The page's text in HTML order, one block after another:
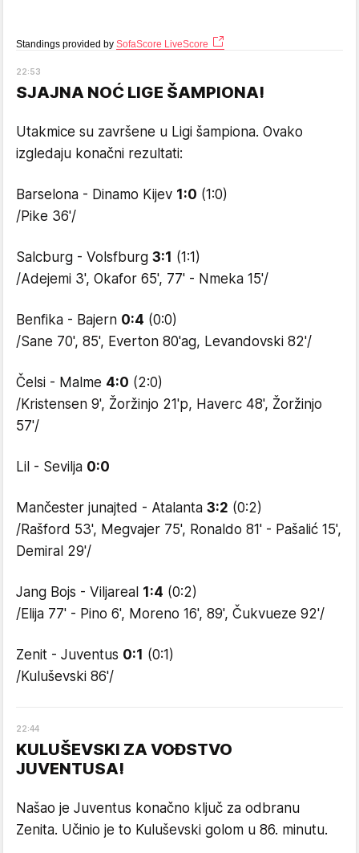
Standings provided by SofaScore LiveScore
22:53
SJAJNA NOĆ LIGE ŠAMPIONA!
Utakmice su završene u Ligi šampiona. Ovako
izgledaju konačni rezultati:
Barselona - Dinamo Kijev 1:0 (1:0)
/Pike 36'/
Salcburg - Volsfburg 3:1 (1:1)
/Adejemi 3', Okafor 65', 77' - Nmeka 15'/
Benfika - Bajern 0:4 (0:0)
/Sane 70', 85', Everton 80'ag, Levandovski 82'/
Čelsi - Malme 4:0 (2:0)
/Kristensen 9', Žoržinjo 21'p, Haverc 48', Žoržinjo
57'/
Lil - Sevilja 0:0
Mančester junajted - Atalanta 3:2 (0:2)
/Rašford 53', Megvajer 75', Ronaldo 81' - Pašalić 15',
Demiral 29'/
Jang Bojs - Viljareal 1:4 (0:2)
/Elija 77' - Pino 6', Moreno 16', 89', Čukvueze 92'/
Zenit - Juventus 0:1 (0:1)
/Kuluševski 86'/
22:44
KULUŠEVSKI ZA VOĐSTVO
JUVENTUSA!
Našao je Juventus konačno ključ za odbranu
Zenita. Učinio je to Kuluševski golom u 86. minutu.